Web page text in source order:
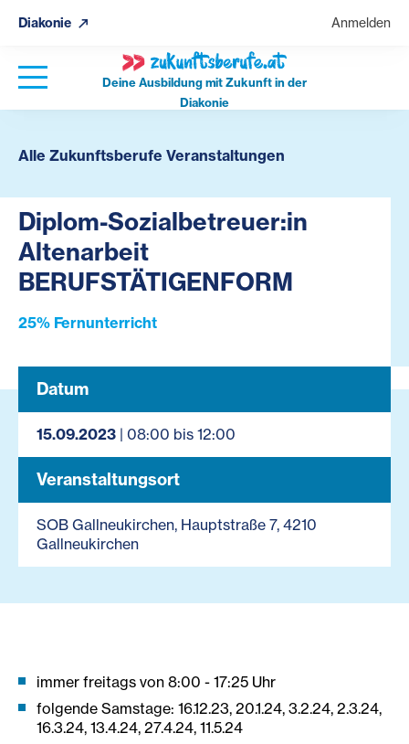
Diakonie Anmelden
Deine Ausbildung mit Zukunft in der
Diakonie
Alle Zukunftsberufe Veranstaltungen
Diplom-Sozialbetreuer:in
Altenarbeit
BERUFSTÄTIGENFORM
25% Fernunterricht
Datum
15.09.2023 | 08:00 bis 12:00
Veranstaltungsort
SOB Gallneukirchen, Hauptstraße 7, 4210
Gallneukirchen
immer freitags von 8:00 - 17:25 Uhr
folgende Samstage: 16.12.23, 20.1.24, 3.2.24, 2.3.24,
16.3.24, 13.4.24, 27.4.24, 11.5.24